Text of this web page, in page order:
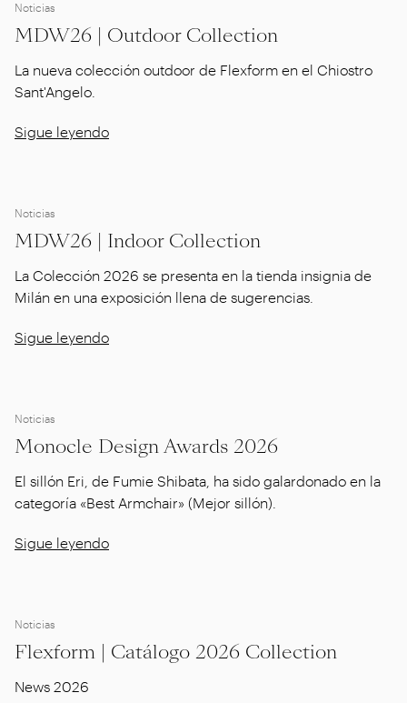
Noticias
MDW26 | Outdoor Collection
La nueva colección outdoor de Flexform en el Chiostro
Sant'Angelo.
Sigue leyendo
Noticias
MDW26 | Indoor Collection
La Colección 2026 se presenta en la tienda insignia de
Milán en una exposición llena de sugerencias.
Sigue leyendo
Noticias
Monocle Design Awards 2026
El sillón Eri, de Fumie Shibata, ha sido galardonado en la
categoría «Best Armchair» (Mejor sillón).
Sigue leyendo
Noticias
Flexform | Catálogo 2026 Collection
News 2026